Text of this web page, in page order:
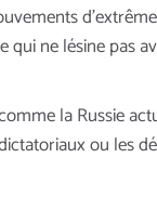
ne lésine pas
la Russie
ou les